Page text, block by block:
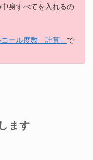
身すべてを入れるの
ール度数 計算」 で
ます